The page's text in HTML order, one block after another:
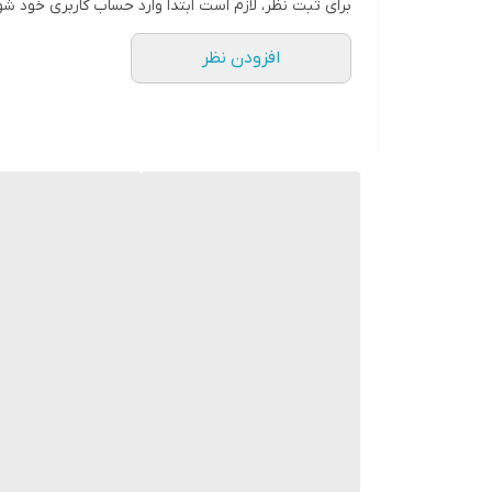
برای ثبت نظر، لازم است ابتدا وارد حساب کاربری خود
افزودن نظر